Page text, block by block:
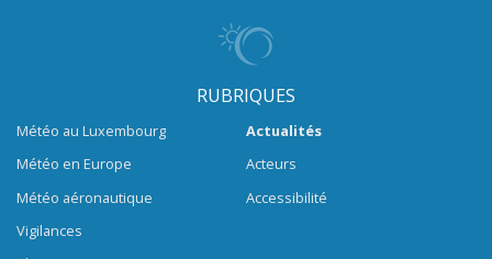
RUBRIQUES
Météo au Luxembourg
Météo en Europe
Météo aéronautique
Vigilances
Actualités
Acteurs
Accessibilité